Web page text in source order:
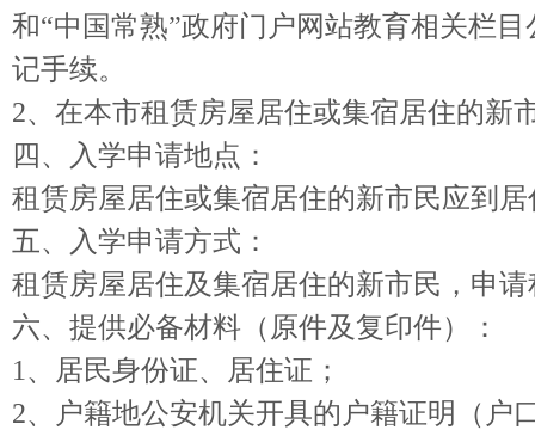
和“中国常熟”政府门户网站教育相关栏
记手续。
2、在本市租赁房屋居住或集宿居住的新
四、入学申请地点：
租赁房屋居住或集宿居住的新市民应到
五、入学申请方式：
租赁房屋居住及集宿居住的新市民，申
六、提供必备材料（原件及复印件）：
1、居民身份证、居住证；
2、户籍地公安机关开具的户籍证明（户